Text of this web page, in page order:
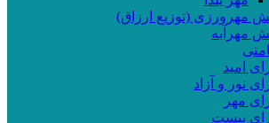
مهرورزی (توزیع ارزاق)
مهرآبه
امید
نور و آزاد
مهر
بیست